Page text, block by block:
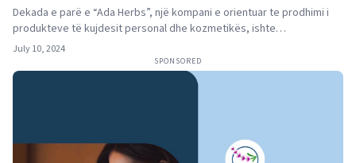
Dekada e parë e “Ada Herbs”, një kompani e orientuar te prodhimi i
produkteve të kujdesit personal dhe kozmetikës, ishte…
July 10, 2024
SPONSORED